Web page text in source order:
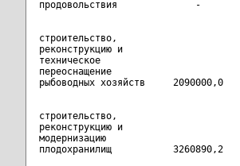
  строительство,
  реконструкцию и
  техническое
  переоснащение
  строительство,
  реконструкцию и
  модернизацию